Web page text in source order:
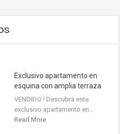
Exclusivo apartamento en
esquina con amplia terraza
VENDIDO ! Descubra este
exclusivo apartamento en…
Read More